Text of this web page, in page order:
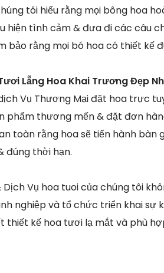
tôi hiểu rằng mọi bông hoa
hiện tình cảm & đưa đi các câu
bảo rằng mọi bó hoa có thiết kế
Lẵng Hoa Khai Trương Đẹp
Vụ Thương Mại đặt hoa trực
phẩm thương mến & đặt đơn
toàn rằng hoa sẽ tiến hành bàn
đúng thời hạn.
Dịch Vụ hoa tuoi của chúng tôi
nghiệp và tổ chức triển khai sự
thiết kế hoa tươi lạ mắt và phù